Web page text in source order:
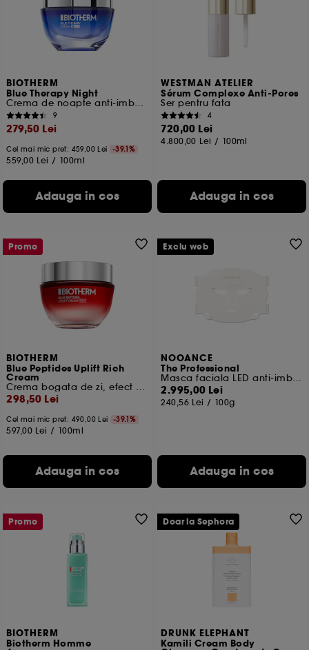
BIOTHERM
Blue Therapy Night
Crema de noapte anti-imbatranire
9
279,50 Lei
Cel mai mic pret: 459,00 Lei -39.1%
559,00 Lei / 100ml
Adauga in cos
WESTMAN ATELIER
Sérum Complexe Anti-Pores
Ser pentru fata
4
720,00 Lei
4.800,00 Lei / 100ml
Adauga in cos
BIOTHERM
Blue Peptides Uplift Rich
Cream
Crema bogata de zi, efect de fermitate
298,50 Lei
Cel mai mic pret: 490,00 Lei -39.1%
597,00 Lei / 100ml
Adauga in cos
Promo
NOOANCE
The Professional
Masca faciala LED anti-imbatranire
2.995,00 Lei
240,56 Lei / 100g
Adauga in cos
Exclu web
BIOTHERM
Biotherm Homme
Promo
DRUNK ELEPHANT
Kamili Cream Body
Doar la Sephora
Cu exceptia cookie-urilor tehnice, plasarea si citirea
celorlalte necesita acordul tau. Poti sa iti personalizezi
alegerile privind plasarea acestor cookies folosind
optiunea "Schimba preferintele" de mai jos, sau poti
toate". Poti alege sa iti modifici preferintele oricand.
Daca doresti mai multe informatii despre cookie-urile
folosite, clickaici.